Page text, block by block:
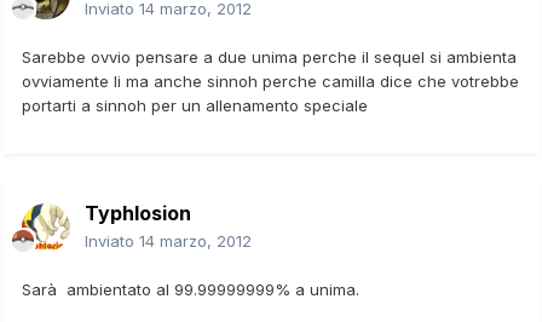
Inviato 14 marzo, 2012
Sarebbe ovvio pensare a due unima perche il sequel si ambienta
ovviamente li ma anche sinnoh perche camilla dice che votrebbe
portarti a sinnoh per un allenamento speciale
Typhlosion
Inviato 14 marzo, 2012
Sarà ambientato al 99.99999999% a unima.